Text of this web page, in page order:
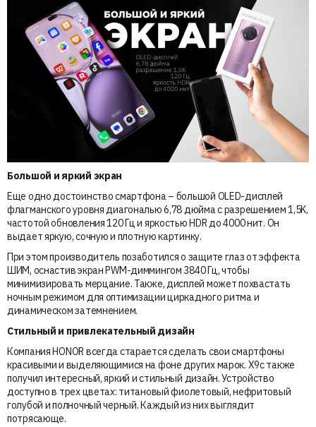
Большой и яркий экран
Еще одно достоинство смартфона – большой OLED-дисплей
флагманского уровня диагональю 6,78 дюйма с разрешением 1,5K,
частотой обновления 120 Гц и яркостью HDR до 4000 нит. Он
выдает яркую, сочную и плотную картинку.
При этом производитель позаботился о защите глаз от эффекта
ШИМ, оснастив экран PWM-диммингом 3840 Гц, чтобы
минимизировать мерцание. Также, дисплей может похвастать
ночным режимом для оптимизации циркадного ритма и
динамическом затемнением.
Стильный и привлекательный дизайн
Компания HONOR всегда старается сделать свои смартфоны
красивыми и выделяющимися на фоне других марок. X9c также
получил интересный, яркий и стильный дизайн. Устройство
доступно в трех цветах: титановый фиолетовый, нефритовый
голубой и полночный черный. Каждый из них выглядит
потрясающе.